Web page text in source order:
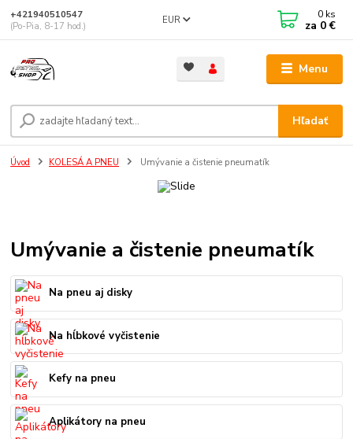
Menu
EUR
Hľadať
+421940510547
(Po-Pia, 8-17 hod.)
0 ks
za 0 €
Úvod KOLESÁ A PNEU Umývanie a čistenie pneumatík
Umývanie a čistenie pneumatík
Na pneu aj disky
Na hĺbkové vyčistenie
Kefy na pneu
Aplikátory na pneu